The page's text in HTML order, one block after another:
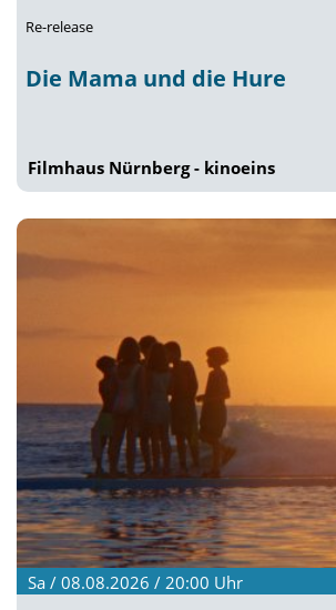
Re-release
Die Mama und die Hure
Filmhaus Nürnberg - kinoeins
Sa / 08.08.2026 / 20:00 Uhr